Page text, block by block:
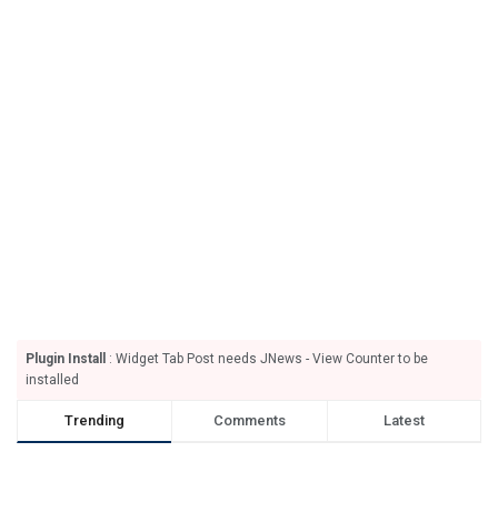
Plugin Install
: Widget Tab Post needs JNews - View Counter to be
installed
Trending Comments Latest